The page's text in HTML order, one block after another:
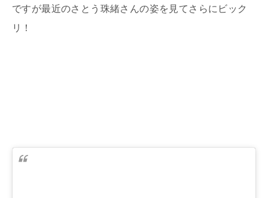
ですが最近のさとう珠緒さんの姿を見てさらにビック
リ！